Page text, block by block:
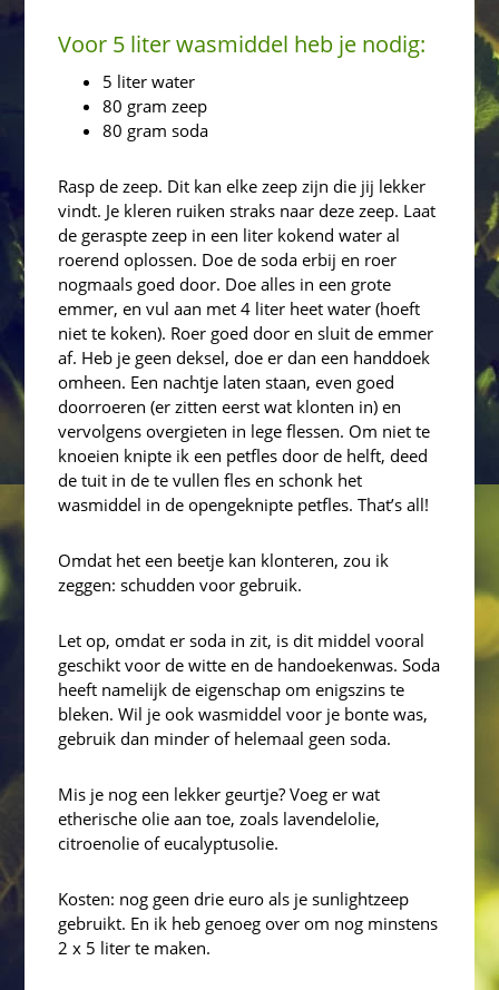
Voor 5 liter wasmiddel heb je nodig:
5 liter water
80 gram zeep
80 gram soda
Rasp de zeep. Dit kan elke zeep zijn die jij lekker
vindt. Je kleren ruiken straks naar deze zeep. Laat
de geraspte zeep in een liter kokend water al
roerend oplossen. Doe de soda erbij en roer
nogmaals goed door. Doe alles in een grote
emmer, en vul aan met 4 liter heet water (hoeft
niet te koken). Roer goed door en sluit de emmer
af. Heb je geen deksel, doe er dan een handdoek
omheen. Een nachtje laten staan, even goed
doorroeren (er zitten eerst wat klonten in) en
vervolgens overgieten in lege flessen. Om niet te
knoeien knipte ik een petfles door de helft, deed
de tuit in de te vullen fles en schonk het
wasmiddel in de opengeknipte petfles. That’s all!
Omdat het een beetje kan klonteren, zou ik
zeggen: schudden voor gebruik.
Let op, omdat er soda in zit, is dit middel vooral
geschikt voor de witte en de handoekenwas. Soda
heeft namelijk de eigenschap om enigszins te
bleken. Wil je ook wasmiddel voor je bonte was,
gebruik dan minder of helemaal geen soda.
Mis je nog een lekker geurtje? Voeg er wat
etherische olie aan toe, zoals lavendelolie,
citroenolie of eucalyptusolie.
Kosten: nog geen drie euro als je sunlightzeep
gebruikt. En ik heb genoeg over om nog minstens
2 x 5 liter te maken.